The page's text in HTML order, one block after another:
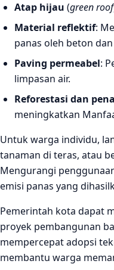
Atap hijau (green roof
Material reflektif:
panas oleh beton
Paving permeabel:
limpasan air.
Reforestasi dan
meningkatkan
Untuk warga individu,
tanaman di teras, atau
Mengurangi
emisi panas yang
Pemerintah kota dapat
proyek pembangunan
mempercepat adopsi
membantu warga